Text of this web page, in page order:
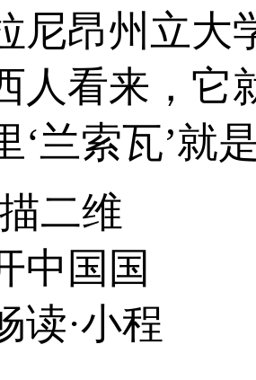
尼昂州立大
人看来，
‘兰索瓦’就